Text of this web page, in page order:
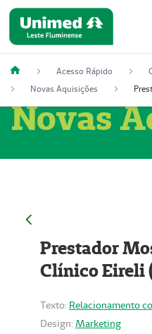
Acesso Rápido
Novas Aquisições
Novas
Prestador
Clínico Eireli
Texto: Relacionamento
Design: Marketing